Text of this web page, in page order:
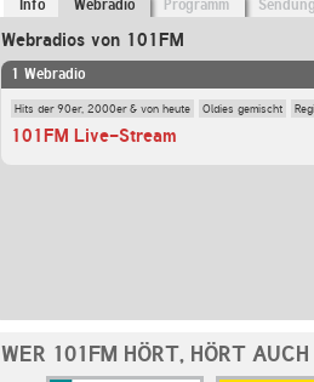
Info Webradio Programm
Webradios von 101FM
1 Webradio
Hits der 90er, 2000er & von heute Oldies gemischt
101FM Live-Stream
WER 101FM HÖRT, HÖRT AUCH